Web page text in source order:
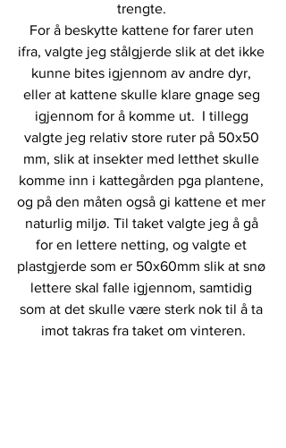
trengte.
For å beskytte kattene for farer uten
ifra, valgte jeg stålgjerde slik at det ikke
kunne bites igjennom av andre dyr,
eller at kattene skulle klare gnage seg
igjennom for å komme ut.  I tillegg
valgte jeg relativ store ruter på 50x50
mm, slik at insekter med letthet skulle
komme inn i kattegården pga plantene,
og på den måten også gi kattene et mer
naturlig miljø. Til taket valgte jeg å gå
for en lettere netting, og valgte et
plastgjerde som er 50x60mm slik at snø
lettere skal falle igjennom, samtidig
som at det skulle være sterk nok til å ta
imot takras fra taket om vinteren.